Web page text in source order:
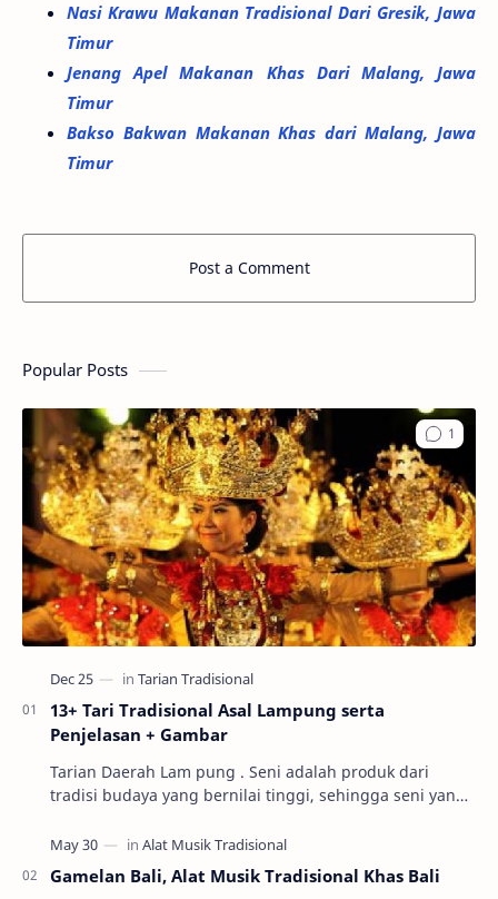
Nasi Krawu Makanan Tradisional Dari Gresik, Jawa
Timur
Jenang Apel Makanan Khas Dari Malang, Jawa
Timur
Bakso Bakwan Makanan Khas dari Malang, Jawa
Timur
Post a Comment
Popular Posts
13+ Tari Tradisional Asal Lampung serta
Penjelasan + Gambar
Tarian Daerah Lam pung . Seni adalah produk dari
tradisi budaya yang bernilai tinggi, sehingga seni yang
Gamelan Bali, Alat Musik Tradisional Khas Bali